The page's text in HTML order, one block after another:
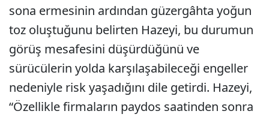
sona ermesinin ardından güzergâhta yoğun
toz oluştuğunu belirten Hazeyi, bu durumun
görüş mesafesini düşürdüğünü ve
sürücülerin yolda karşılaşabileceği engeller
nedeniyle risk yaşadığını dile getirdi. Hazeyi,
“Özellikle firmaların paydos saatinden sonra